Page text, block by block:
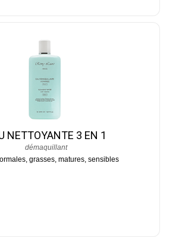
NETTOYANTE 3 EN 1
démaquillant
grasses, matures, sensibles